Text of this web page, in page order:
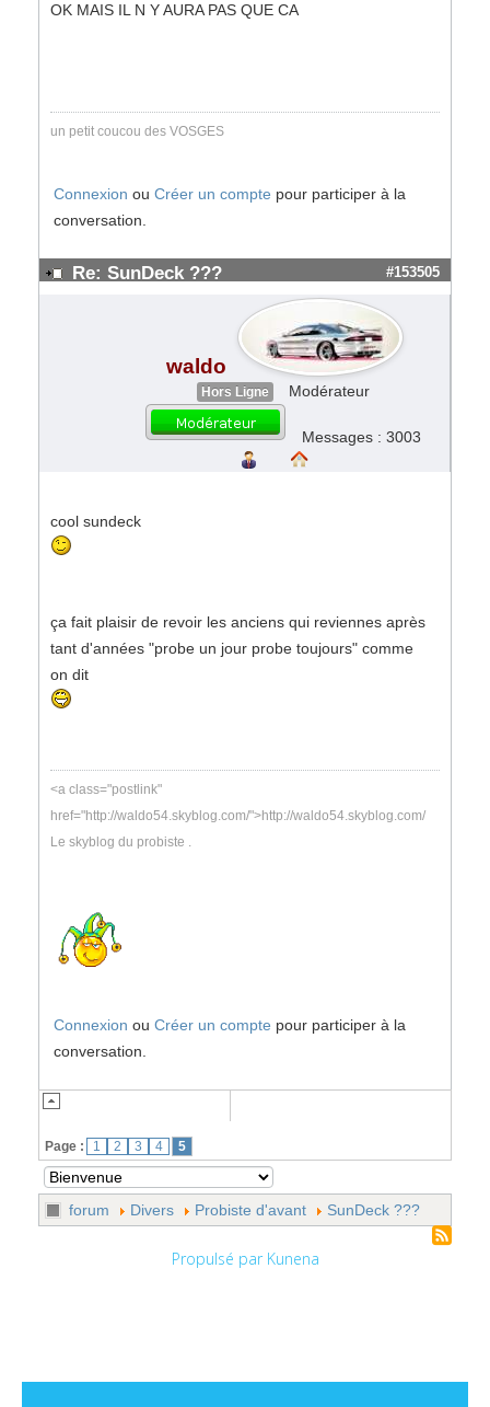
OK MAIS IL N Y AURA PAS QUE CA
un petit coucou des VOSGES
Connexion ou Créer un compte pour participer à la
conversation.
Re: SunDeck ??? #153505
waldo
Hors Ligne Modérateur
Messages : 3003
cool sundeck
ça fait plaisir de revoir les anciens qui reviennes après
tant d'années "probe un jour probe toujours" comme
on dit
<a class="postlink"
href="http://waldo54.skyblog.com/">http://waldo54.skyblog.com/
Le skyblog du probiste .
Connexion ou Créer un compte pour participer à la
conversation.
Page : 1 2 3 4 5
forum Divers Probiste d'avant SunDeck ???
Propulsé par Kunena